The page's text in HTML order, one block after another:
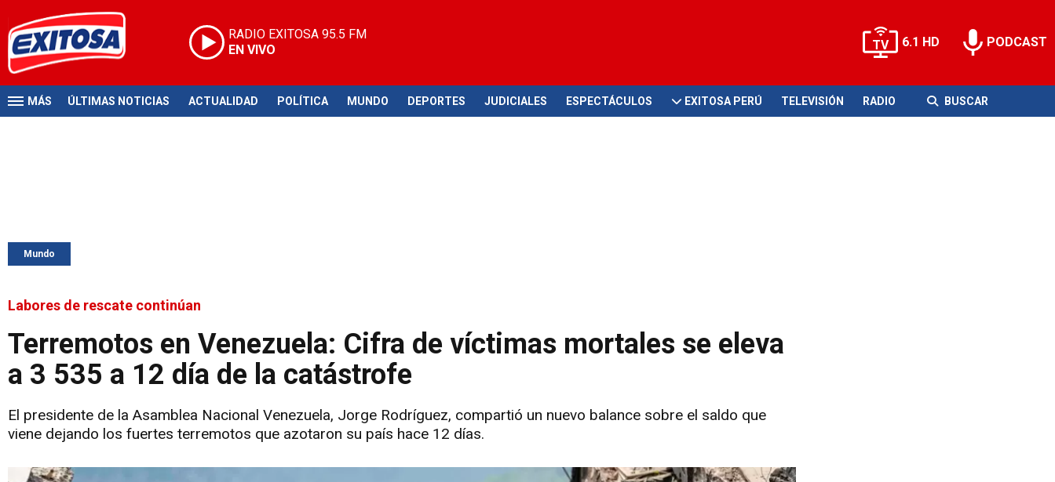
RADIO EXITOSA 95.5 FM
EN VIVO
6.1 HD PODCAST
MÁS ÚLTIMAS NOTICIAS ACTUALIDAD POLÍTICA MUNDO DEPORTES JUDICIALES ESPECTÁCULOS EXITOSA PERÚ TELEVISIÓN RADIO BUSCAR
Mundo
Labores de rescate continúan
Terremotos en Venezuela: Cifra de víctimas mortales se eleva
a 3 535 a 12 día de la catástrofe
El presidente de la Asamblea Nacional Venezuela, Jorge Rodríguez, compartió un nuevo balance sobre el saldo que
viene dejando los fuertes terremotos que azotaron su país hace 12 días.